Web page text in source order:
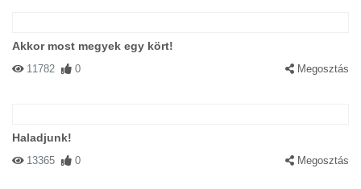
Akkor most megyek egy kört!
11782 0 Megosztás
Haladjunk!
13365 0 Megosztás